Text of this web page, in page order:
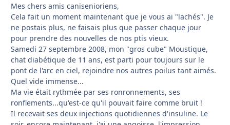
Mes chers amis canisenioriens,
Cela fait un moment maintenant que je vous ai "lachés". Je
ne postais plus, ne faisais plus que passer chaque jour
pour prendre des nouvelles de nos ptis vieux.
Samedi 27 septembre 2008, mon "gros cube" Moustique,
chat diabétique de 11 ans, est parti pour toujours sur le
pont de l'arc en ciel, rejoindre nos autres poilus tant aimés.
Quel vide immense...
Ma vie était rythmée par ses ronronnements, ses
ronflements...qu'est-ce qu'il pouvait faire comme bruit !
Il recevait ses deux injections quotidiennes d'insuline. Le